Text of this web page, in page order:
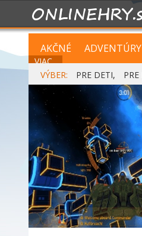
AKČNÉ ADVENTÚRY
VIAC...
VÝBER:
PRE DETI,